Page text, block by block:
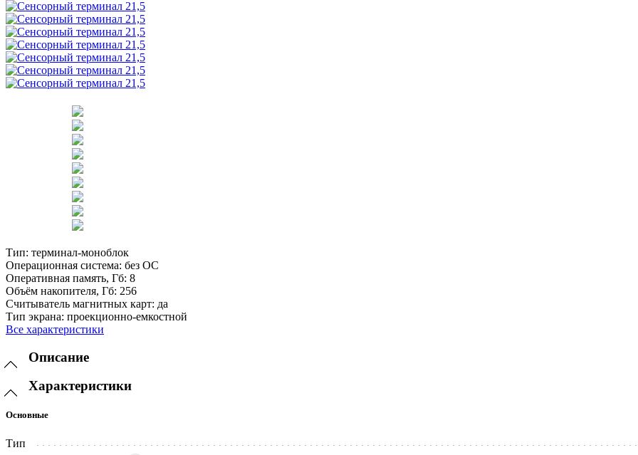
Тип: терминал-моноблок
Операционная система: без ОС
Оперативная память, Гб: 8
Объём накопителя, Гб: 256
Считыватель магнитных карт: да
Тип экрана: проекционно-емкостной
Все характеристики
Описание
Характеристики
Основные
Тип